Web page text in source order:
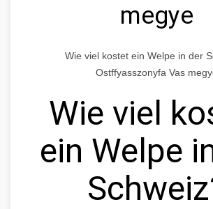
megye
Wie viel kostet ein Welpe in der
Ostffyasszonyfa Vas
Wie viel
ein Welpe